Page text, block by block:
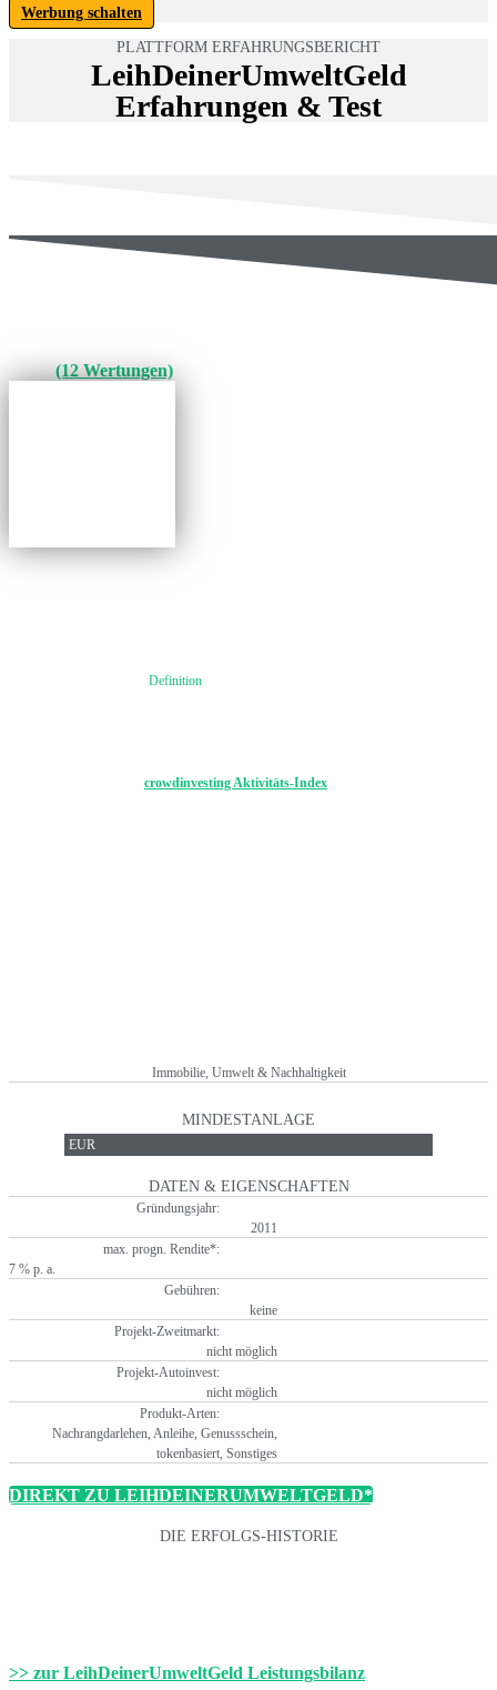
Werbung schalten
PLATTFORM ERFAHRUNGSBERICHT
LeihDeinerUmweltGeld
Erfahrungen & Test
(12 Wertungen)
Definition
crowdinvesting Aktivitäts-Index
Investments ab 100 Euro.Immobilie, Umwelt & Nachhaltigkeit
MINDESTANLAGE
EUR
DATEN & EIGENSCHAFTEN
Gründungsjahr:
2011
max. progn. Rendite*:
7 % p. a.
Gebühren:
keine
Projekt-Zweitmarkt:
nicht möglich
Projekt-Autoinvest:
nicht möglich
Produkt-Arten:
Nachrangdarlehen, Anleihe, Genussschein,
tokenbasiert, Sonstiges
DIREKT ZU LEIHDEINERUMWELTGELD*
DIE ERFOLGS-HISTORIE
>> zur LeihDeinerUmweltGeld Leistungsbilanz